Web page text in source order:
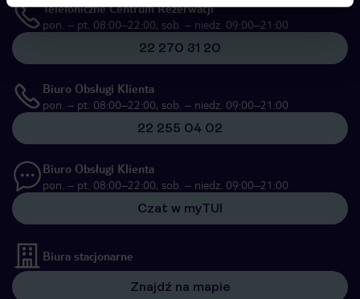
Telefoniczne Centrum Rezerwacji
pon. – pt. 08:00–22:00, sob. – niedz. 09:00–21:00
22 270 31 20
Biuro Obsługi Klienta
pon. – pt. 08:00–22:00, sob. – niedz. 09:00–21:00
22 255 04 02
Biuro Obsługi Klienta
pon. – pt. 08:00–22:00, sob. – niedz. 09:00–21:00
Czat w myTUI
Biura stacjonarne
Znajdź na mapie